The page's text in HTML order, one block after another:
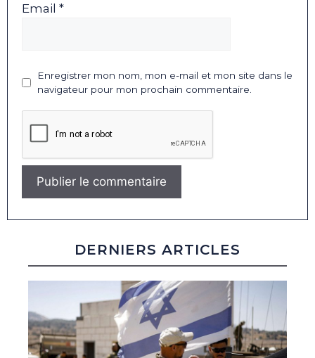
Email *
Enregistrer mon nom, mon e-mail et mon site dans le
navigateur pour mon prochain commentaire.
DERNIERS ARTICLES